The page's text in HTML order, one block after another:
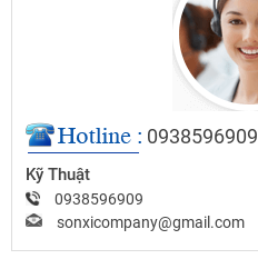
0938596909
Kỹ Thuật
0938596909
sonxicompany@gmail.com